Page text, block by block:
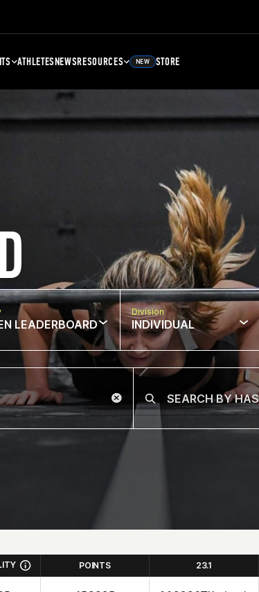
ATHLETESNEWSRESOURCES NEW STORE
LEADERBOARD
Division
INDIVIDUAL
POINTS 23.1